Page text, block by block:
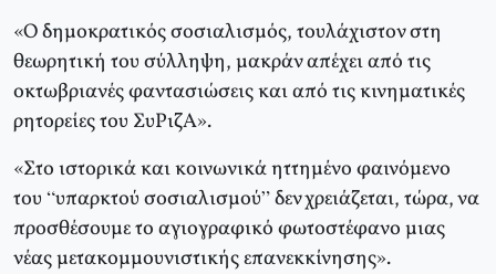
«Ο δημοκρατικός σοσιαλισμός, τουλάχιστον στη
θεωρητική του σύλληψη, μακράν απέχει από τις
οκτωβριανές φαντασιώσεις και από τις κινηματικές
ρητορείες του ΣυΡιζΑ».
«Στο ιστορικά και κοινωνικά ηττημένο φαινόμενο
του “υπαρκτού σοσιαλισμού” δεν χρειάζεται, τώρα, να
προσθέσουμε το αγιογραφικό φωτοστέφανο μιας
νέας μετακομμουνιστικής επανεκκίνησης».